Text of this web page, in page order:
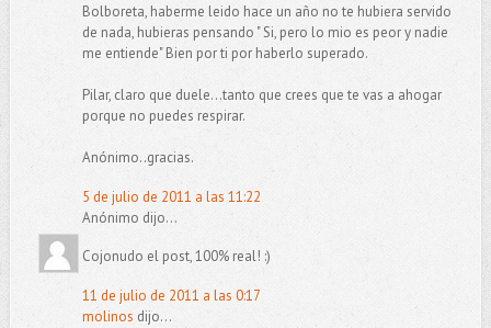
Bolboreta, haberme leido hace un año no te hubiera servido
de nada, hubieras pensando " Si, pero lo mio es peor y nadie
me entiende" Bien por ti por haberlo superado.
Pilar, claro que duele...tanto que crees que te vas a ahogar
porque no puedes respirar.
Anónimo..gracias.
5 de julio de 2011 a las 11:22
Anónimo dijo...
Cojonudo el post, 100% real! :)
11 de julio de 2011 a las 0:17
molinos dijo...